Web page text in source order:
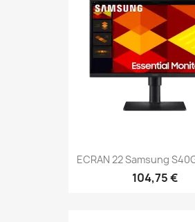
ECRAN 22 Samsung
104,75 €